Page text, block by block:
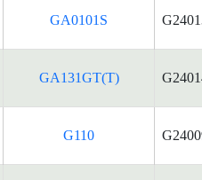
GA0101S
GA131GT(T)
G110